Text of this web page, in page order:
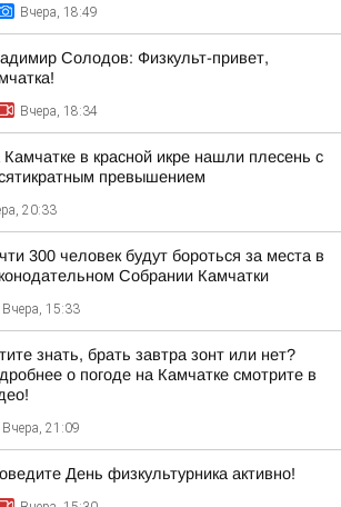
Вчера, 18:49
Солодов: Физкульт-привет,
Вчера, 18:34
в красной икре нашли плесень с
превышением
20:33
300 человек будут бороться за места в
Собрании Камчатки
Вчера, 15:33
знать, брать завтра зонт или нет?
о погоде на Камчатке смотрите в
Вчера, 21:09
День физкультурника активно!